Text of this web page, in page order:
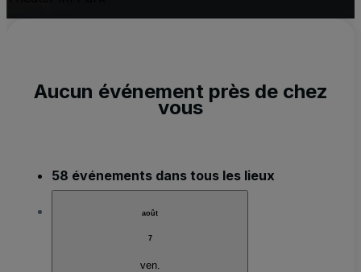
Aucun événement près de chez
vous
58 événements dans tous les lieux
août
7
ven.